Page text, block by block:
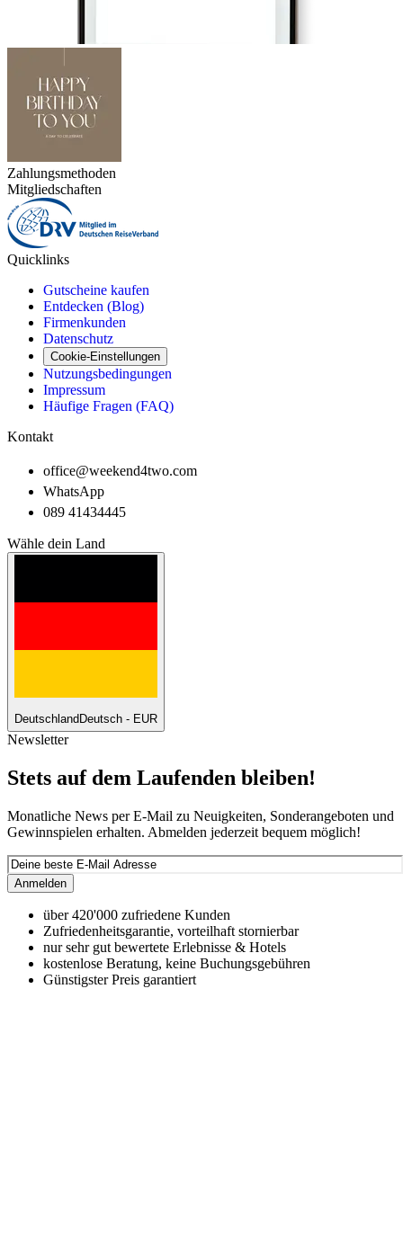
Zahlungsmethoden
Mitgliedschaften
Quicklinks
Gutscheine kaufen
Entdecken (Blog)
Firmenkunden
Datenschutz
Cookie-Einstellungen
Nutzungsbedingungen
Impressum
Häufige Fragen (FAQ)
Kontakt
office@weekend4two.com
WhatsApp
089 41434445
Wähle dein Land
Deutschland Deutsch - EUR
Newsletter
Stets auf dem Laufenden bleiben!
Monatliche News per E-Mail zu Neuigkeiten, Sonderangeboten und
Gewinnspielen erhalten. Abmelden jederzeit bequem möglich!
Anmelden
über 420'000 zufriedene Kunden
Zufriedenheitsgarantie, vorteilhaft stornierbar
nur sehr gut bewertete Erlebnisse & Hotels
kostenlose Beratung, keine Buchungsgebühren
Günstigster Preis garantiert